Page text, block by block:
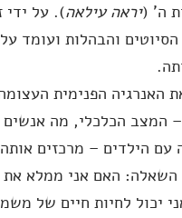
ה' (יראה עילאה). על ידי
והבהלות ועומד
האנרגיה הפנימית
המצב הכלכלי, מה
עם הילדים – מרכזים
השאלה: האם אני ממלא את
יכול לחיות חיים של